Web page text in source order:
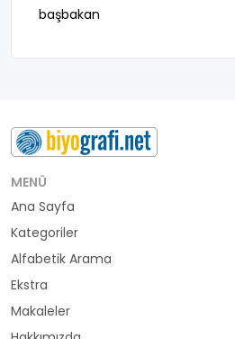
başbakan
belediye başkanı
buluş
bürokrat
büyükelçi
cumhurbaşkanı
MENÜ
Ana Sayfa
Kategoriler
Alfabetik Arama
Ekstra
Makaleler